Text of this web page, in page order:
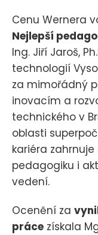
Cenu Wernera
Nejlepší
Ing. Jiří Jaroš,
technologií
za mimořádný
inovacím a
technického v
oblasti
kariéra
pedagogiku i
vedení.
Ocenění za
práce získala